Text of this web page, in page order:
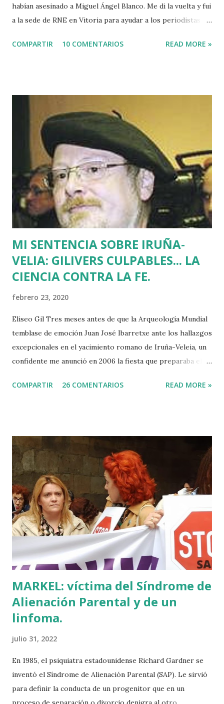
habían asesinado a Miguel Ángel Blanco. Me di la vuelta y fui
a la sede de RNE en Vitoria para ayudar a los periodistas
pudiera ocurrir después de que se cumpliera el plazo de 48
Batasuna, Rufi Etxeberria, que hasta el año pasado fue
dirigente de Sortu. Tras aquel vil secuestro, las calles de
Euskadi dejaron de ser dominadas por ETA y su entorno
político. Nadie recuerda en Bilbao una manifestación mayor
que la que había pedido la liberación de Miguel Angel
Blanco horas antes de su asesinato: concentró a más de
medio millón de personas. Fuimos muchos los que
descubrimos que l...
COMPARTIR 10 COMENTARIOS READ MORE »
MI SENTENCIA SOBRE IRUÑA-
VELIA: GILIVERS CULPABLES... LA
CIENCIA CONTRA LA FE.
febrero 23, 2020
Eliseo Gil Tres meses antes de que la Arqueología Mundial
temblase de emoción Juan José Ibarretxe ante los hallazgos
excepcionales en el yacimiento romano de Iruña-Veleia, un
confidente me anunció en 2006 la fiesta que preparaba el
primer calvario de la Cristiandad (con un sonrojante RIP en
por un presunto maestro egipcio llegado desde el Nilo
para educar a los niños de la villa romana. Mi informador y
yo hacíamos risas ante la casualidad de las casualidades:
Euskadi era de nuevo pionera. Ibarretxe dormía entonces
en Ajuria Enea y no paraba de contar a tirios y troyanos que
Euskal Herria era un pueblo con 7.000 años de antigüedad.
Por fin llegaba la arqueología para confirmar sus teorías.
Tuvo que ser su consejera de Cultura y portavoz Miren
Azkarate ...
COMPARTIR 26 COMENTARIOS READ MORE »
MARKEL: víctima del Síndrome de
Alienación Parental y de un
linfoma.
julio 31, 2022
En 1985, el psiquiatra estadounidense Richard Gardner se
inventó el Síndrome de Alienación Parental (SAP). Le sirvió
para definir la conducta de un progenitor que en un